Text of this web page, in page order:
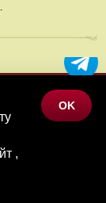
,
OK